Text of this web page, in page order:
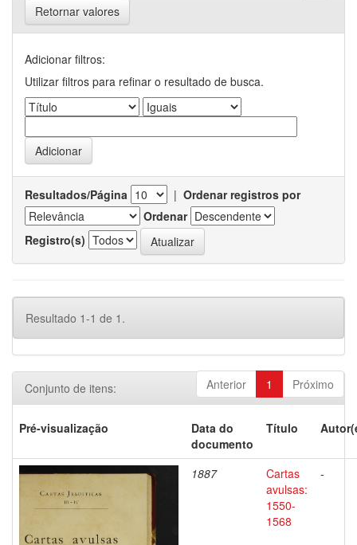
Retornar valores
Adicionar filtros:
Utilizar filtros para refinar o resultado de busca.
Resultados/Página | Ordenar registros por
Ordenar
Registro(s)
Resultado 1-1 de 1.
Anterior 1 Próximo
Conjunto de itens:
Pré-visualização
Data do
documento
Título
1887
Cartas
avulsas:
1550-
1568
-